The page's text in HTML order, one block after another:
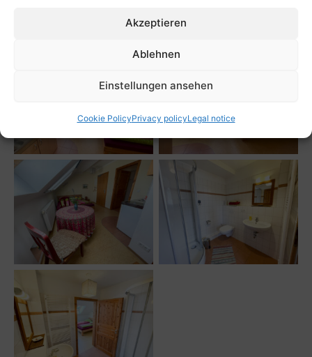
Akzeptieren
Ablehnen
Einstellungen ansehen
Cookie PolicyPrivacy policyLegal notice
small double room can also be used comfortably